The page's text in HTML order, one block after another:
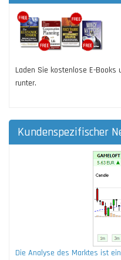
Laden Sie kostenlose E-Books
runter.
Kundenspezifischer
Die Analyse des Marktes ist